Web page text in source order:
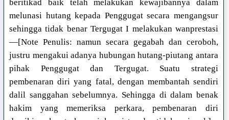
beritikad baik telah melakukan kewajibannya dalam
melunasi hutang kepada Penggugat secara mengangsur
sehingga tidak benar Tergugat I melakukan wanprestasi
—[Note Penulis: namun secara gegabah dan ceroboh,
justru mengakui adanya hubungan hutang-piutang antara
pihak Penggugat dan Tergugat. Suatu strategi
pembenaran diri yang fatal, dengan membantah sendiri
dalil sanggahan sebelumnya. Sehingga di dalam benak
hakim yang memeriksa perkara, pembenaran diri